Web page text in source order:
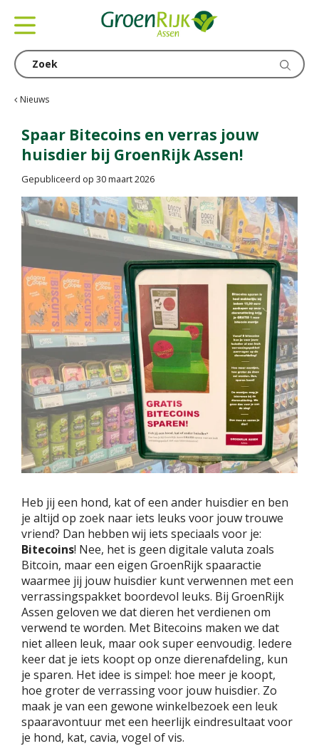
Nieuws
Spaar Bitecoins en verras jouw
huisdier bij GroenRijk Assen!
Gepubliceerd op 30 maart 2026
Heb jij een hond, kat of een ander huisdier en ben
je altijd op zoek naar iets leuks voor jouw trouwe
vriend? Dan hebben wij iets speciaals voor je:
Bitecoins! Nee, het is geen digitale valuta zoals
Bitcoin, maar een eigen GroenRijk spaaractie
waarmee jij jouw huisdier kunt verwennen met een
verrassingspakket boordevol leuks. Bij GroenRijk
Assen geloven we dat dieren het verdienen om
verwend te worden. Met Bitecoins maken we dat
niet alleen leuk, maar ook super eenvoudig. Iedere
keer dat je iets koopt op onze dierenafdeling, kun
je sparen. Het idee is simpel: hoe meer je koopt,
hoe groter de verrassing voor jouw huisdier. Zo
maak je van een gewone winkelbezoek een leuk
spaaravontuur met een heerlijk eindresultaat voor
je hond, kat, cavia, vogel of vis.